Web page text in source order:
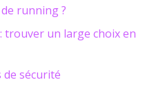
running ?
trouver un large choix en
sécurité